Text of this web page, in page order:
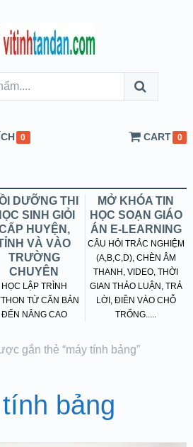
0 CART 0
DƯỠNG THI
SINH GIỎI
HUYỆN,
VÀ VÀO
TRƯỜNG
CHUYÊN
HỌC LẬP TRÌNH
TỪ CĂN BẢN
ĐẾN NÂNG CAO
MỞ KHÓA TIN
HỌC SOẠN GIÁO
ÁN E-LEARNING
CÂU HỎI TRẮC NGHIỆM
(A,B,C,D), CHÈN ÂM
THANH, VIDEO, THỜI
GIAN THẢO LUẬN, TRẢ
LỜI, ĐIỀN VÀO CHỖ
TRỐNG.....
gắn thẻ “máy tính bảng”
bảng